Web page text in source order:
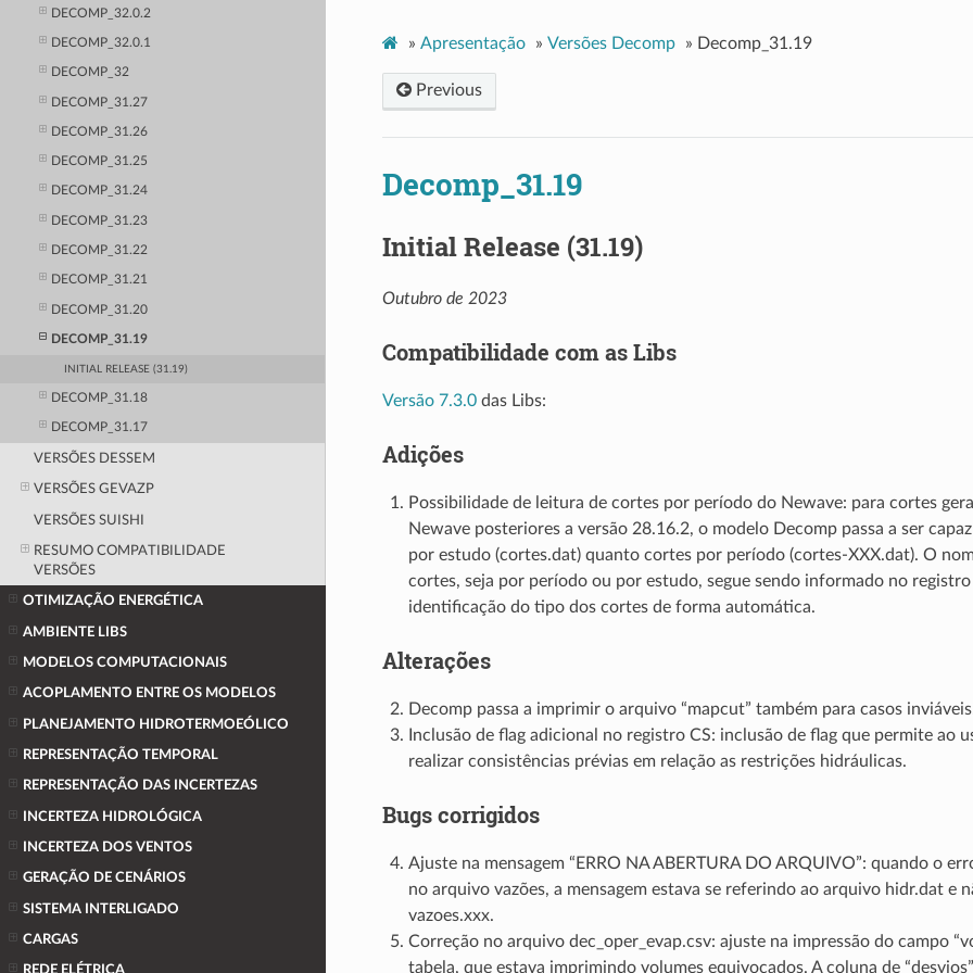
DECOMP_32.0.2
DECOMP_32.0.1
DECOMP_32
DECOMP_31.27
DECOMP_31.26
DECOMP_31.25
DECOMP_31.24
DECOMP_31.23
DECOMP_31.22
DECOMP_31.21
DECOMP_31.20
DECOMP_31.19
INITIAL RELEASE (31.19)
DECOMP_31.18
DECOMP_31.17
VERSÕES DESSEM
VERSÕES GEVAZP
VERSÕES SUISHI
RESUMO COMPATIBILIDADE
VERSÕES
OTIMIZAÇÃO ENERGÉTICA
AMBIENTE LIBS
MODELOS COMPUTACIONAIS
ACOPLAMENTO ENTRE OS MODELOS
PLANEJAMENTO HIDROTERMOEÓLICO
REPRESENTAÇÃO TEMPORAL
REPRESENTAÇÃO DAS INCERTEZAS
INCERTEZA HIDROLÓGICA
INCERTEZA DOS VENTOS
GERAÇÃO DE CENÁRIOS
SISTEMA INTERLIGADO
CARGAS
REDE ELÉTRICA
» Apresentação » Versões Decomp » Decomp_31.19
Previous
Decomp_31.19
Initial Release (31.19)
Outubro de 2023
Compatibilidade com as Libs
Versão 7.3.0das Libs:
Adições
Possibilidade de leitura de cortes por período do Newave: para cortes
Newave posteriores a versão 28.16.2, o modelo Decomp passa a ser
por estudo (cortes.dat) quanto cortes por período (cortes-XXX.dat). O
cortes, seja por período ou por estudo, segue sendo informado no
identificação do tipo dos cortes de forma automática.
Alterações
Decomp passa a imprimir o arquivo “mapcut” também para casos
Inclusão de flag adicional no registro CS: inclusão de flag que permite ao
realizar consistências prévias em relação as restrições hidráulicas.
Bugs corrigidos
Ajuste na mensagem “ERRO NA ABERTURA DO ARQUIVO”: quando o
no arquivo vazões, a mensagem estava se referindo ao arquivo hidr.dat e
vazoes.xxx.
Correção no arquivo dec_oper_evap.csv: ajuste na impressão do campo
tabela, que estava imprimindo volumes equivocados. A coluna de